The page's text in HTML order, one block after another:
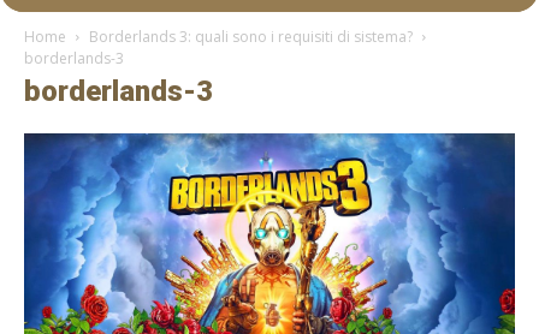
Home
Borderlands 3: quali sono i requisiti di sistema?
borderlands-3
borderlands-3